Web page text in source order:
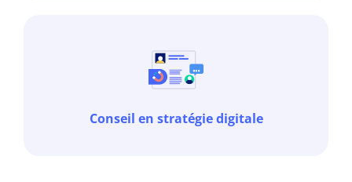
Conseil en stratégie digitale